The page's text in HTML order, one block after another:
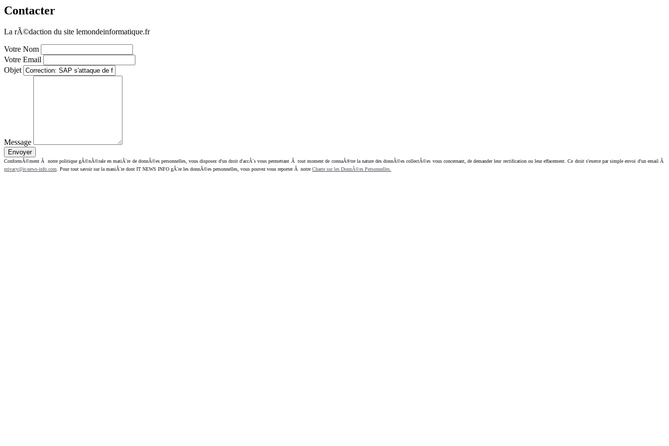
Contacter
La rÃ©daction du site lemondeinformatique.fr
Votre Nom
Votre Email
Objet
Message
ConformÃ©ment Ã notre politique gÃ©nÃ©rale en matiÃ¨re de donnÃ©es personnelles, vous disposez d'un droit d'accÃ¨s vous permettant Ã tout moment de connaÃ®tre la nature des donnÃ©es collectÃ©es vous concernant, de demander leur rectification ou leur effacement. Ce droit s'exerce par simple envoi d'un email Ã
privacy@it-news-info.com . Pour tout savoir sur la maniÃ¨re dont IT NEWS INFO gÃ¨re les donnÃ©es personnelles, vous pouvez vous reporter Ã notre Charte sur les DonnÃ©es Personnelles.